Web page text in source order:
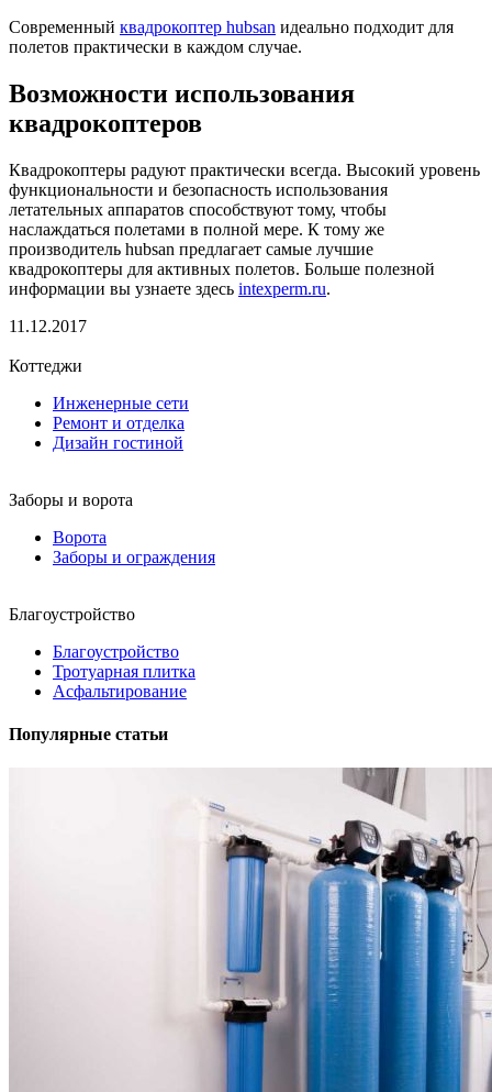
Современный квадрокоптер hubsan идеально подходит для
полетов практически в каждом случае.
Возможности использования
квадрокоптеров
Квадрокоптеры радуют практически всегда. Высокий уровень
функциональности и безопасность использования
летательных аппаратов способствуют тому, чтобы
наслаждаться полетами в полной мере. К тому же
производитель hubsan предлагает самые лучшие
квадрокоптеры для активных полетов. Больше полезной
информации вы узнаете здесь intexperm.ru.
11.12.2017
Коттеджи
Инженерные сети
Ремонт и отделка
Дизайн гостиной
Заборы и ворота
Ворота
Заборы и ограждения
Благоустройство
Благоустройство
Тротуарная плитка
Асфальтирование
Популярные статьи